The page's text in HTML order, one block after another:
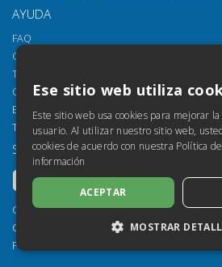
AYUDA
FAQ
Cómo abrir los archivos
Torrossa Reader
Opciones de acceso
Email: helpdesk@torrossa.com
Tel:
+39 055 5018800
SÍGUENOS
Copyright 2000-2026
Casalini Libri
P.IVA IT03106600483
Ese sitio web utiliza
Este sitio web usa cookies para mejorar
usuario. Al utilizar nuestro sitio web,
cookies de acuerdo con nuestra Política
información
ACEPTAR
MOSTRAR